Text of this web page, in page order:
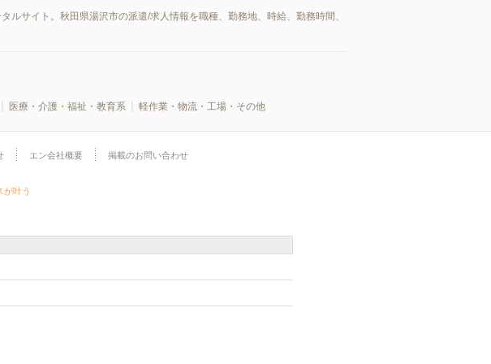
サイト。秋田県湯沢市の派遣/求人情報を職種、勤務地、時給、勤務時間、
医療・介護・福祉・教育系 軽作業・物流・工場・その他
エン会社概要 掲載のお問い合わせ
が叶う